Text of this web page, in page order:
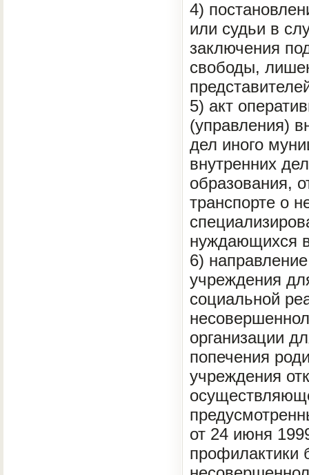
4)
или судьи в
заключения
свободы,
5) акт
(управления)
дел иного
внутренних
образования,
транспорте о
нуждающихся
6)
учреждения
социальной
организации
попечения
учреждения
от 24 июня
профилактики